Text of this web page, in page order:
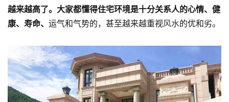
越来越高了。大家都懂得住宅环境是十分关系人的心情、健
康、寿命、 运气和气势的，甚至越来越重视风水的优和劣。